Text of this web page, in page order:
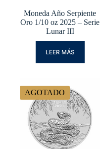
Moneda Año Serpiente
Oro 1/10 oz 2025 – Serie
Lunar III
LEER MÁS
AGOTADO